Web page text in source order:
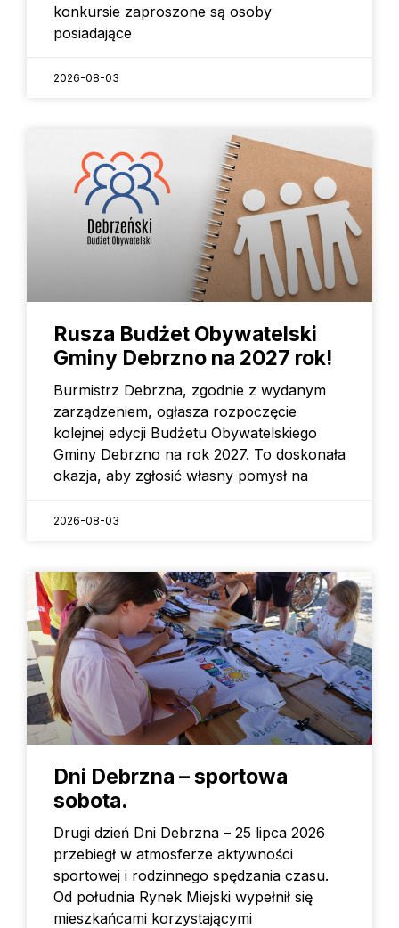
konkursie zaproszone są osoby
posiadające
2026-08-03
Rusza Budżet Obywatelski
Gminy Debrzno na 2027 rok!
Burmistrz Debrzna, zgodnie z wydanym
zarządzeniem, ogłasza rozpoczęcie
kolejnej edycji Budżetu Obywatelskiego
Gminy Debrzno na rok 2027. To doskonała
okazja, aby zgłosić własny pomysł na
2026-08-03
Dni Debrzna – sportowa
sobota.
Drugi dzień Dni Debrzna – 25 lipca 2026
przebiegł w atmosferze aktywności
sportowej i rodzinnego spędzania czasu.
Od południa Rynek Miejski wypełnił się
mieszkańcami korzystającymi